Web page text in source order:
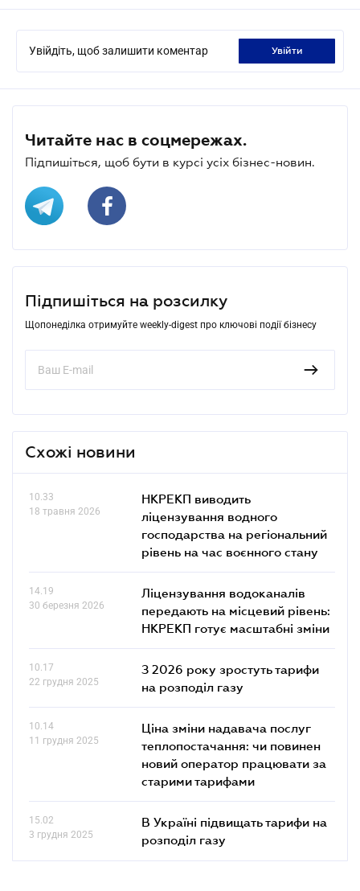
Увійдіть, щоб залишити коментар увійти
Читайте нас в соцмережах.
Підпишіться, щоб бути в курсі усіх бізнес-новин.
Підпишіться на розсилку
Щопонеділка отримуйте weekly-digest про ключові події бізнесу
Схожі новини
10.33
18 травня 2026
НКРЕКП виводить
ліцензування водного
господарства на регіональний
рівень на час воєнного стану
14.19
30 березня 2026
Ліцензування водоканалів
передають на місцевий рівень:
НКРЕКП готує масштабні зміни
10.17
22 грудня 2025
З 2026 року зростуть тарифи
на розподіл газу
10.14
11 грудня 2025
Ціна зміни надавача послуг
теплопостачання: чи повинен
новий оператор працювати за
старими тарифами
15.02
3 грудня 2025
В Україні підвищать тарифи на
розподіл газу